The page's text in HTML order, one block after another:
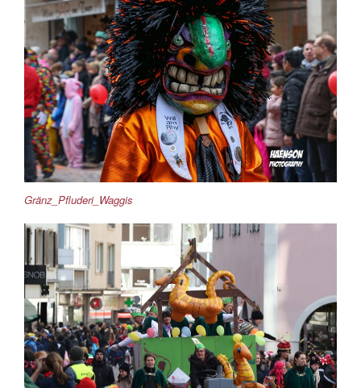
Gränz_Pfluderi_Waggis